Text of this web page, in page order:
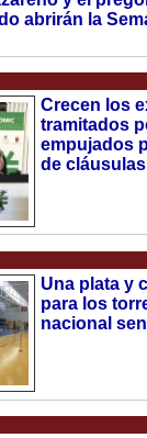
abrirán la
Crecen los
tramitados
empujados
de
Una plata y
para los
nacional